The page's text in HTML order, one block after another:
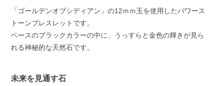
「ゴールデンオブシディアン」の12ｍｍ玉を使用したパワース
トーンブレスレットです。
ベースのブラックカラーの中に、うっすらと金色の輝きが見ら
れる神秘的な天然石です。
未来を見通す石